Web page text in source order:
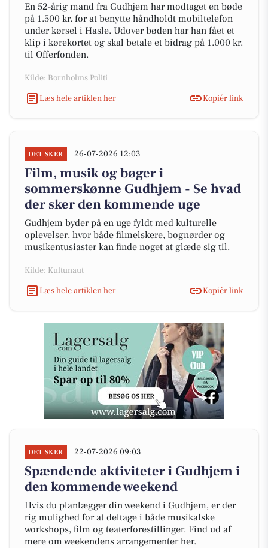
En 52-årig mand fra Gudhjem har modtaget en bøde
på 1.500 kr. for at benytte håndholdt mobiltelefon
under kørsel i Hasle. Udover bøden har han fået et
klip i kørekortet og skal betale et bidrag på 1.000 kr.
til Offerfonden.
Kilde: Bornholms Politi
Læs hele artiklen her
Kopiér link
DET SKER 26-07-2026 12:03
Film, musik og bøger i
sommerskønne Gudhjem - Se hvad
der sker den kommende uge
Gudhjem byder på en uge fyldt med kulturelle
oplevelser, hvor både filmelskere, bognørder og
musikentusiaster kan finde noget at glæde sig til.
Kilde: Kultunaut
Læs hele artiklen her
Kopiér link
DET SKER 22-07-2026 09:03
Spændende aktiviteter i Gudhjem i
den kommende weekend
Hvis du planlægger din weekend i Gudhjem, er der
rig mulighed for at deltage i både musikalske
workshops, film og teaterforestillinger. Find ud af
mere om weekendens arrangementer her.